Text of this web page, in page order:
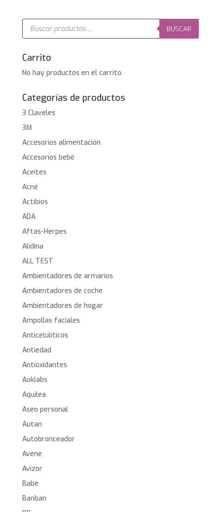
34,95€.29,95€.
Búsqueda
productos
BUSCAR
Carrito
No hay productos en el carrito.
Categorías de productos
3 Claveles
3M
Accesorios alimentación
Accesorios bebé
Aceites
Acné
Actibios
ADA
Aftas-Herpes
Alidina
ALL TEST
Ambientadores de armarios
Ambientadores de coche
Ambientadores de hogar
Ampollas faciales
Anticelulíticos
Antiedad
Antioxidantes
Aoklabs
Aquilea
Aseo personal
Autan
Autobronceador
Avene
Avizor
Babe
Banban